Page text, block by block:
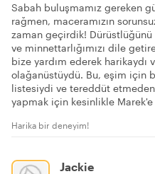
Sabah buluşmamız gereken
rağmen, maceramızın
zaman geçirdik! Dürüstlüğünü
ve minnettarlığımızı dile
bize yardım ederek harikaydı
olağanüstüydü. Bu, eşim için
listesiydi ve tereddüt etmeden
yapmak için kesinlikle
Harika bir deneyim!
Jackie